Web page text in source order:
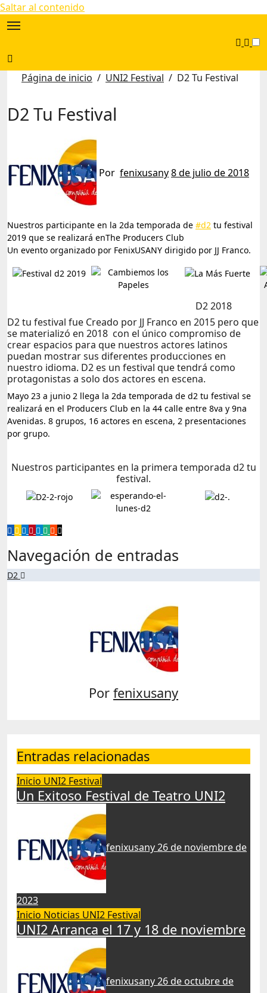
Saltar al contenido
Página de inicio UNI2 Festival D2 Tu Festival
D2 Tu Festival
Por fenixusany8 de julio de 2018
Nuestros participante en la 2da temporada de #d2 tu festival
2019 que se realizará enThe Producers Club
Un evento organizado por FenixUSANY dirigido por JJ Franco.
D2 2018
D2 tu festival fue Creado por JJ Franco en 2015 pero que
se materializó en 2018 con el único compromiso de
crear espacios para que nuestros actores latinos
puedan mostrar sus diferentes producciones en
nuestro idioma. D2 es un festival que tendrá como
protagonistas a solo dos actores en escena.
Mayo 23 a junio 2 llega la 2da temporada de d2 tu festival se
realizará en el Producers Club en la 44 calle entre 8va y 9na
Avenidas. 8 grupos, 16 actores en escena, 2 presentaciones
por grupo.
Nuestros participantes en la primera temporada d2 tu
festival.
Navegación de entradas
D2
Por fenixusany
Entradas relacionadas
Inicio UNI2 Festival
Un Exitoso Festival de Teatro UNI2
fenixusany26 de noviembre de
2023
Inicio Noticias UNI2 Festival
UNI2 Arranca el 17 y 18 de noviembre
fenixusany26 de octubre de